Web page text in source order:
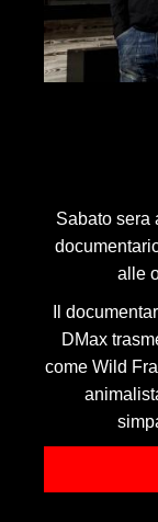
Sabato sera
alle
Il
DMax
come Wild